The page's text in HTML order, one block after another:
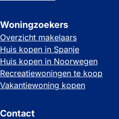
Woningzoekers
Overzicht makelaars
Huis kopen in Spanje
Huis kopen in Noorwegen
Recreatiewoningen te koop
Vakantiewoning kopen
Contact